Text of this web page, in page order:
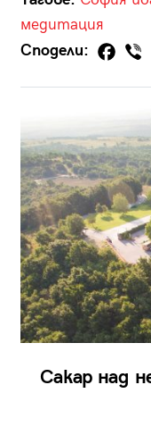
медитация
Сподели:
Сакар над